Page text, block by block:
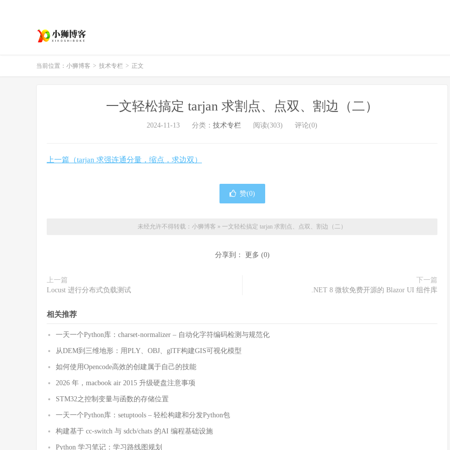
当前位置： 小狮博客 > 技术专栏 > 正文
一文轻松搞定 tarjan 求割点、点双、割边（二）
2024-11-13 分类： 技术专栏 阅读(303) 评论(0)
上一篇（tarjan 求强连通分量，缩点，求边双）
赞(0)
未经允许不得转载： 小狮博客 » 一文轻松搞定 tarjan 求割点、点双、割边（二）
分享到： 更多 (0)
上一篇
Locust 进行分布式负载测试
下一篇
.NET 8 微软免费开源的 Blazor UI 组件库
相关推荐
一天一个Python库：charset-normalizer – 自动化字符编码检测与规范化
从DEM到三维地形：用PLY、OBJ、glTF构建GIS可视化模型
如何使用Opencode高效的创建属于自己的技能
2026 年，macbook air 2015 升级硬盘注意事项
STM32之控制变量与函数的存储位置
一天一个Python库：setuptools – 轻松构建和分发Python包
构建基于 cc-switch 与 sdcb/chats 的AI 编程基础设施
Python 学习笔记：学习路线图规划